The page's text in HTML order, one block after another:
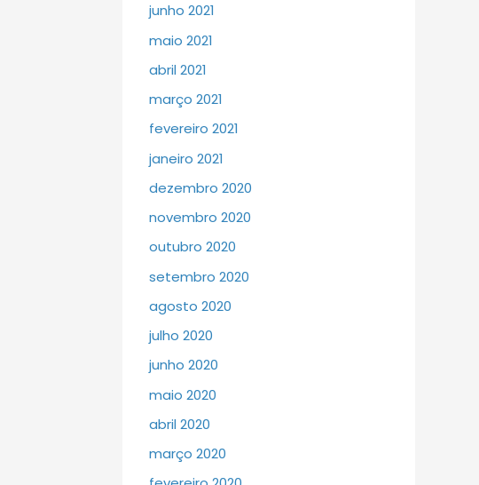
junho 2021
maio 2021
abril 2021
março 2021
fevereiro 2021
janeiro 2021
dezembro 2020
novembro 2020
outubro 2020
setembro 2020
agosto 2020
julho 2020
junho 2020
maio 2020
abril 2020
março 2020